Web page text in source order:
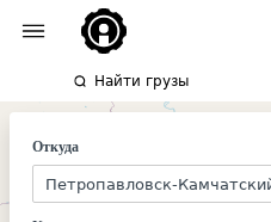
Найти грузы
Откуда